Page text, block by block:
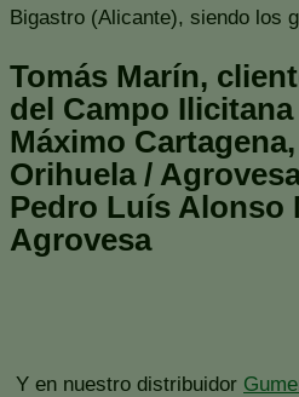
Bigastro (Alicante), siendo los
Tomás Marín,
del Campo Ilicitana
Máximo
Orihuela /
Pedro Luís Alonso
Agrovesa
Y en nuestro distribuidor